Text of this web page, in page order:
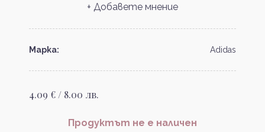
+ Добавете мнение
Марка: Adidas
4.09 € / 8.00 лв.
Продуктът не е наличен